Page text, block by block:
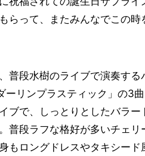
らって、またみんなでこの
普段水樹のライブで演奏す
リンプラスティック」の3
ブで、しっとりとしたバラー
普段ラフな格好が多いチェ
もロングドレスやタキシー